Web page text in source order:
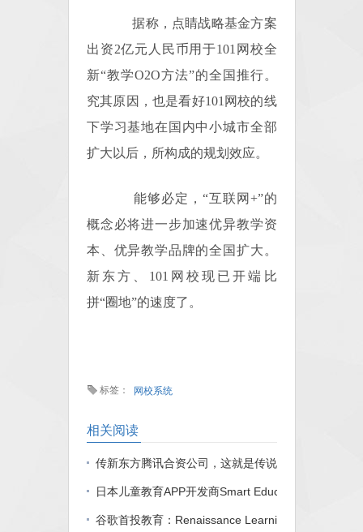
据称，点睛战略基金方案
出资2亿元人民币用于101网校全
新“教学O2O方法”的全国推行。
究其原因，也是看好101网校的线
下学习基地在国内中小城市全部
扩大以后，所构成的规划效应。
能够必定，“互联网+”的
概念必将进一步加速优异教学资
本、优异教学品牌的全国扩大。
新东方、101网校现已开端比
拼“圈地”的速度了。
标签： 网校系统
相关阅读
传新东方腾讯合资公司，这就是传说中的病急乱投医
日本儿童教育APP开发商Smart Education融资550万
谷歌首投教育：Renaissance Learning获4000万美